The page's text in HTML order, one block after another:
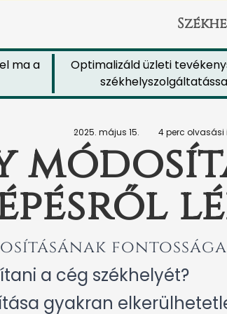
a
Optimalizáld üzleti
székhelyszolgáltatással
2025. május 15. 4 perc olvasási
fontossága
a cég székhelyét?
gyakran